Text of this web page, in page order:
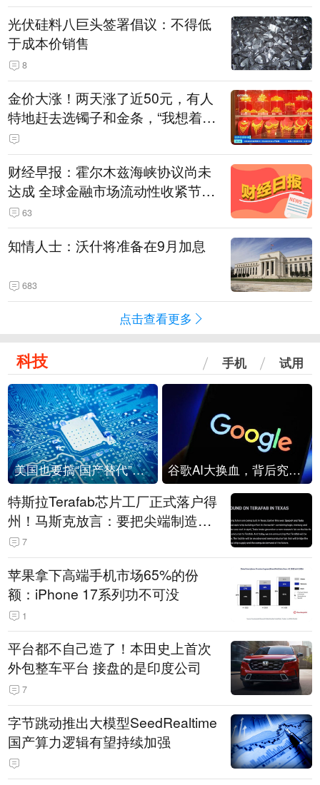
光伏硅料八巨头签署倡议：不得低
于成本价销售
8
金价大涨！两天涨了近50元，有人
特地赶去选镯子和金条，“我想着买
起来可以保值，小批量进一些货”
财经早报：霍尔木兹海峡协议尚未
达成 全球金融市场流动性收紧节奏
暂缓
63
知情人士：沃什将准备在9月加息
683
点击查看更多
科技 手机 试用
美国也要搞“国产替代”？先算清三笔账 谷歌AI大换血，背后究竟发生了什么？
特斯拉Terafab芯片工厂正式落户得
州！马斯克放言：要把尖端制造带
回美国
7
苹果拿下高端手机市场65%的份
额：iPhone 17系列功不可没
1
平台都不自己造了！本田史上首次
外包整车平台 接盘的是印度公司
7
字节跳动推出大模型SeedRealtime
国产算力逻辑有望持续加强